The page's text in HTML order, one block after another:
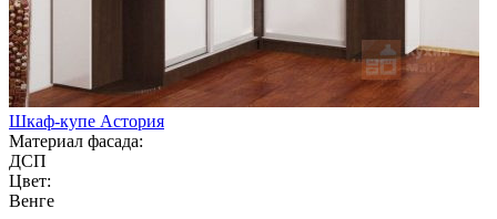
Шкаф-купе Астория
Материал фасада:
ДСП
Цвет:
Венге